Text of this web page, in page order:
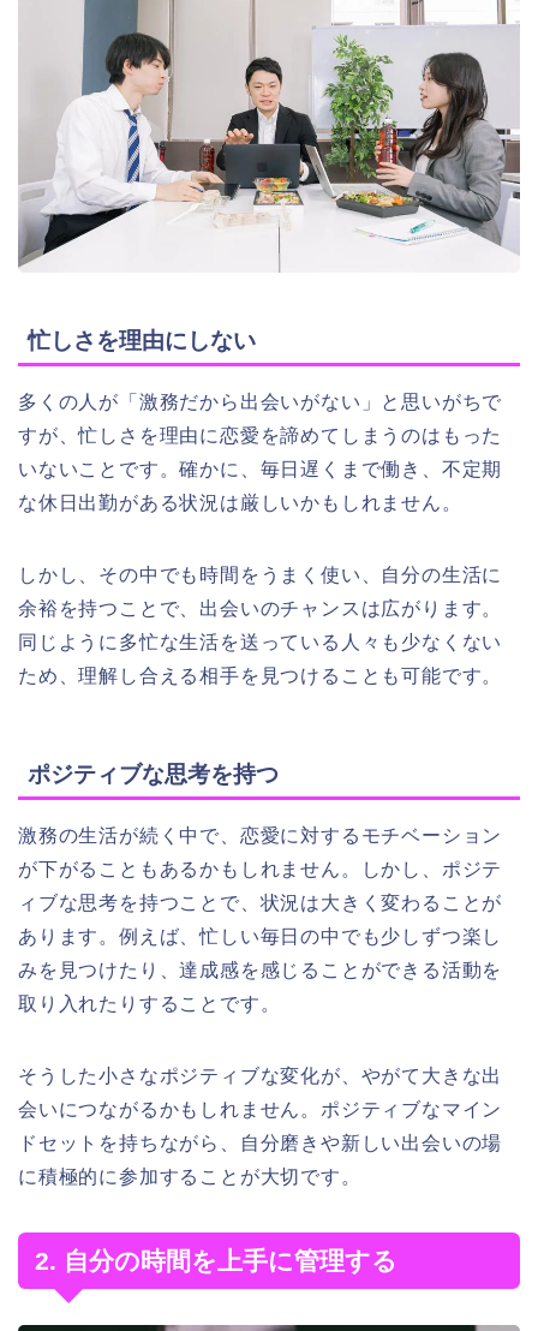
忙しさを理由にしない
多くの人が「激務だから出会いがない」と思いがちで
すが、忙しさを理由に恋愛を諦めてしまうのはもった
いないことです。確かに、毎日遅くまで働き、不定期
な休日出勤がある状況は厳しいかもしれません。
しかし、その中でも時間をうまく使い、自分の生活に
余裕を持つことで、出会いのチャンスは広がります。
同じように多忙な生活を送っている人々も少なくない
ため、理解し合える相手を見つけることも可能です。
ポジティブな思考を持つ
激務の生活が続く中で、恋愛に対するモチベーション
が下がることもあるかもしれません。しかし、ポジテ
ィブな思考を持つことで、状況は大きく変わることが
あります。例えば、忙しい毎日の中でも少しずつ楽し
みを見つけたり、達成感を感じることができる活動を
取り入れたりすることです。
そうした小さなポジティブな変化が、やがて大きな出
会いにつながるかもしれません。ポジティブなマイン
ドセットを持ちながら、自分磨きや新しい出会いの場
に積極的に参加することが大切です。
2. 自分の時間を上手に管理する